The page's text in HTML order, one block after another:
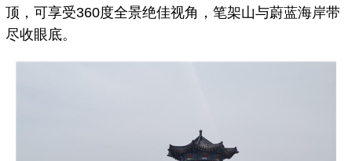
顶，可享受360度全景绝佳视角，笔架山与蔚蓝海岸带
尽收眼底。